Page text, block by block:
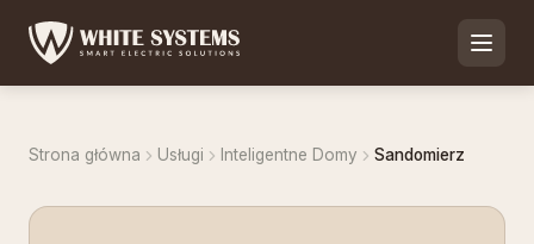
Strona główna Usługi Inteligentne Domy Sandomierz